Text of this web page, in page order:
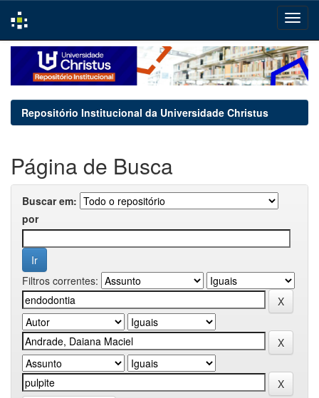
navigation
Repositório Institucional da Universidade Christus
Página de Busca
Buscar em:
por
Filtros correntes: